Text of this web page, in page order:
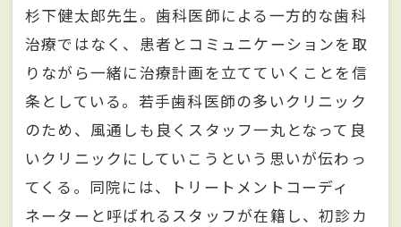
杉下健太郎先生。歯科医師による一方的な歯科
治療ではなく、患者とコミュニケーションを取
りながら一緒に治療計画を立てていくことを信
条としている。若手歯科医師の多いクリニック
のため、風通しも良くスタッフ一丸となって良
いクリニックにしていこうという思いが伝わっ
てくる。同院には、トリートメントコーディ
ネーターと呼ばれるスタッフが在籍し、初診カ